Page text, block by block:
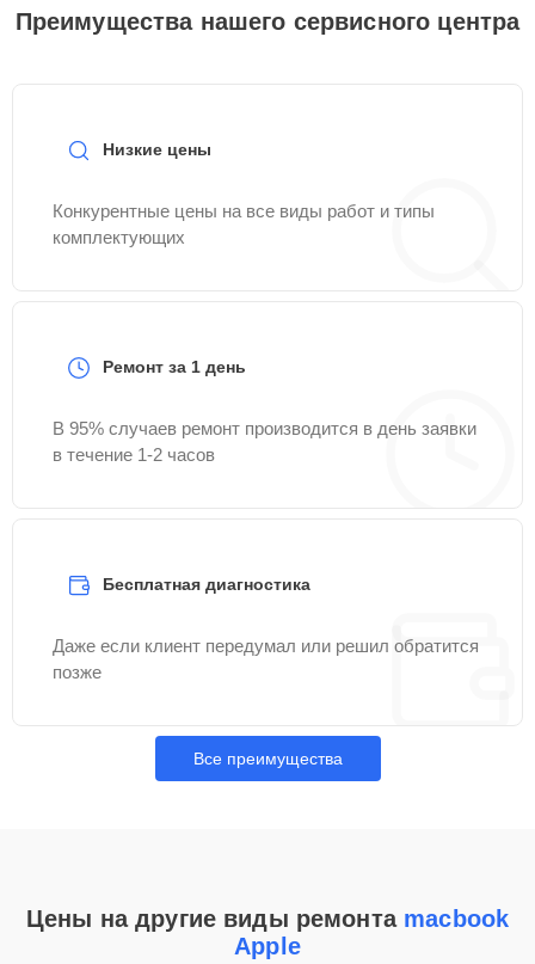
Преимущества нашего сервисного центра
Низкие цены
Конкурентные цены на все виды работ и типы
комплектующих
Ремонт за 1 день
В 95% случаев ремонт производится в день заявки
в течение 1-2 часов
Бесплатная диагностика
Даже если клиент передумал или решил обратится
позже
Все преимущества
Цены на другие виды ремонта macbook
Apple